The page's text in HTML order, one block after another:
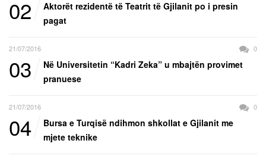
02
Aktorët rezidentë të Teatrit të Gjilanit po i presin
pagat
21/07/2016 0
03
Në Universitetin “Kadri Zeka” u mbajtën provimet
pranuese
21/07/2016 0
04
Bursa e Turqisë ndihmon shkollat e Gjilanit me
mjete teknike